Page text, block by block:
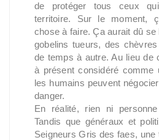
de protéger tous ceux
territoire. Sur le moment,
chose à faire. Ça aurait dû
gobelins tueurs, des
de temps à autre. Au lieu de
à présent considéré comme
les humains peuvent
danger.
En réalité, rien ni
Tandis que généraux et
Seigneurs Gris des faes, une